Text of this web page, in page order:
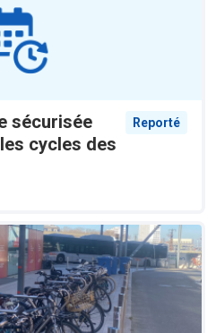
sécurisée
cycles des
Reporté